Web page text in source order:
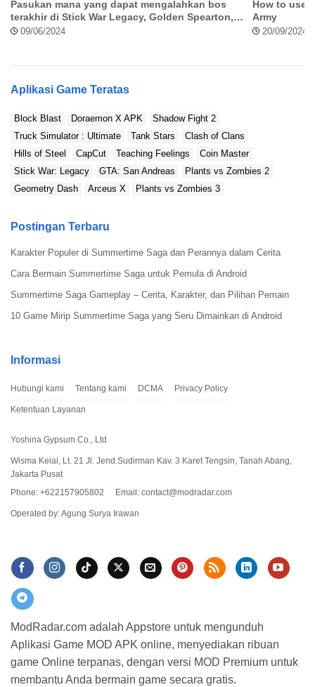
Pasukan mana yang dapat mengalahkan bos
terakhir di Stick War Legacy, Golden Spearton,
Griffon….
09/06/2024
How to use
Army
20/09/2024
Aplikasi Game Teratas
Block Blast Doraemon X APK
Shadow Fight 2
Truck Simulator : Ultimate
Tank Stars
Clash of Clans
Hills of Steel
CapCut Teaching Feelings
Coin Master
Stick War: Legacy
GTA: San Andreas
Plants vs Zombies 2
Geometry Dash
Arceus X Plants vs Zombies 3
Postingan Terbaru
Karakter Populer di Summertime Saga dan Perannya dalam Cerita
Cara Bermain Summertime Saga untuk Pemula di Android
Summertime Saga Gameplay – Cerita, Karakter, dan Pilihan Pemain
10 Game Mirip Summertime Saga yang Seru Dimainkan di Android
Informasi
Hubungi kami Tentang kami DCMA Privacy Policy
Ketentuan Layanan
Yoshina Gypsum Co., Ltd
Wisma Keiai, Lt. 21 Jl. Jend.Sudirman Kav. 3 Karet Tengsin, Tanah Abang,
Jakarta Pusat
Phone: +622157905802
Email: contact@modradar.com
Operated by: Agung Surya Irawan
ModRadar.com adalah Appstore untuk mengunduh
Aplikasi Game MOD APK online, menyediakan ribuan
game Online terpanas, dengan versi MOD Premium untuk
membantu Anda bermain game secara gratis.